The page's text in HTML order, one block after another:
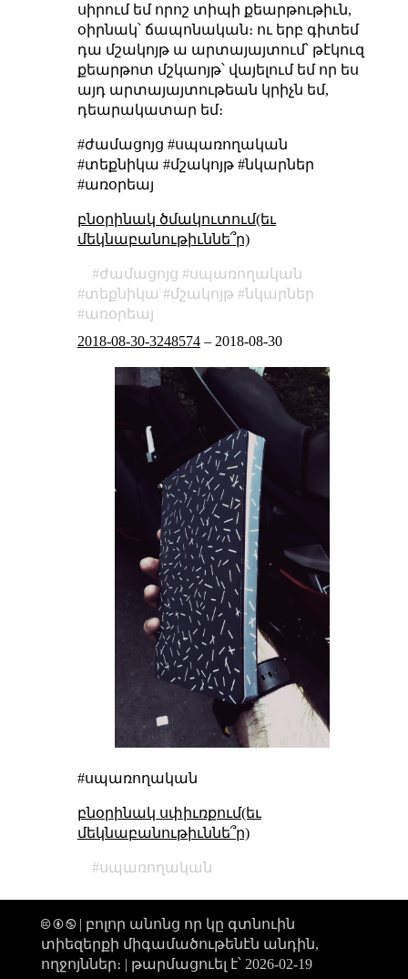
սիրում եմ որոշ տիպի քեարթութիւն,
օիրնակ՝ ճապոնական։ ու երբ գիտեմ
դա մշակոյթ ա արտայայտում՝ թէկուզ
քեարթոտ մշկաոյթ՝ վայելում եմ որ ես
այդ արտայայտութեան կրիչն եմ,
դեարակատար եմ։
#ժամացոյց #սպառողական
#տեքնիկա #մշակոյթ #նկարներ
#առօրեայ
բնօրինակ ծմակուտում(եւ
մեկնաբանութիւննե՞ր)
ժամացոյց
սպառողական
տեքնիկա
մշակոյթ
նկարներ
առօրեայ
2018-08-30-3248574– 2018-08-30
#սպառողական
բնօրինակ սփիւռքում(եւ
մեկնաբանութիւննե՞ր)
սպառողական
🅭 🅯 🄏 | բոլոր անոնց որ կը գտնուին
տիեզերքի միգամածութենէն անդին,
ողջոյններ։ | թարմացուել է՝ 2026-02-19